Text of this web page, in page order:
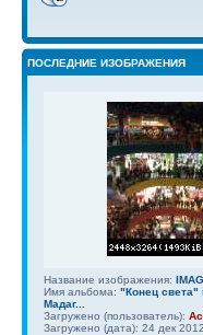
ПОСЛЕДНИЕ ИЗОБРАЖЕНИЯ
Название изображения:
Имя альбома: "Конец света"
Мадаг...
Загружено (пользователь):
Загружено (дата): 24 дек